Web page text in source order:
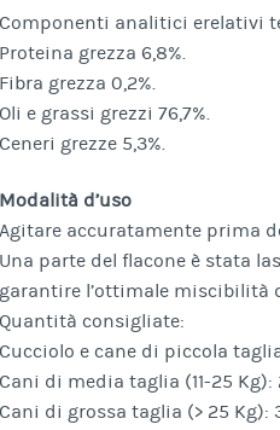
Componenti analitici erelativi
Proteina grezza 6,8%.
Fibra grezza 0,2%.
Oli e grassi grezzi 76,7%.
Ceneri grezze 5,3%.
Modalità d’uso
Agitare accuratamente prima
Una parte del flacone è stata
garantire l’ottimale miscibilità
Quantità consigliate:
Cucciolo e cane di piccola
Cani di media taglia (11-25
Cani di grossa taglia (> 25